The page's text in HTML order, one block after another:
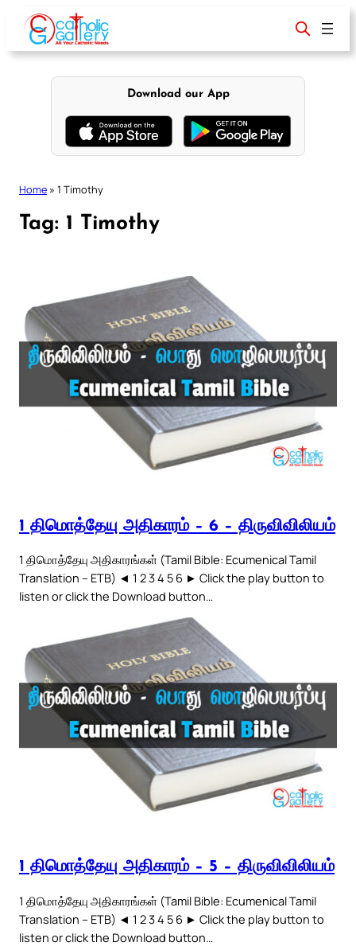
content
Download our App
Home » 1 Timothy
Tag: 1 Timothy
1 திமொத்தேயு அதிகாரம் – 6 – திருவிவிலியம்
1 திமொத்தேயு அதிகாரங்கள் (Tamil Bible: Ecumenical Tamil
Translation – ETB) ◄ 1 2 3 4 5 6 ► Click the play button to
listen or click the Download button…
1 திமொத்தேயு அதிகாரம் – 5 – திருவிவிலியம்
1 திமொத்தேயு அதிகாரங்கள் (Tamil Bible: Ecumenical Tamil
Translation – ETB) ◄ 1 2 3 4 5 6 ► Click the play button to
listen or click the Download button…